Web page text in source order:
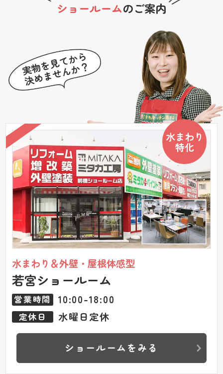
ショールームのご案内
水まわり＆外壁・屋根体感型
若宮ショールーム
水まわり
特化
営業時間 10:00-18:00
定休日 水曜日定休
ショールームをみる